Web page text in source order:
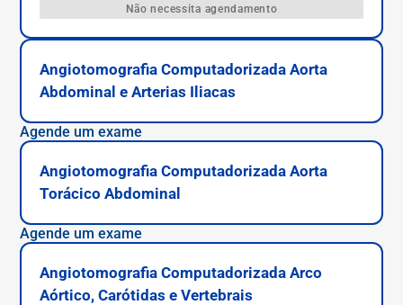
porção inferior da aorta, a artéria hepática e as artérias
gástricas.
Não necessita agendamento
Angiotomografia Computadorizada Aorta
Abdominal e Arterias Iliacas
Agende um exame
Angiotomografia Computadorizada Aorta
Torácico Abdominal
Agende um exame
Angiotomografia Computadorizada Arco
Aórtico, Carótidas e Vertebrais